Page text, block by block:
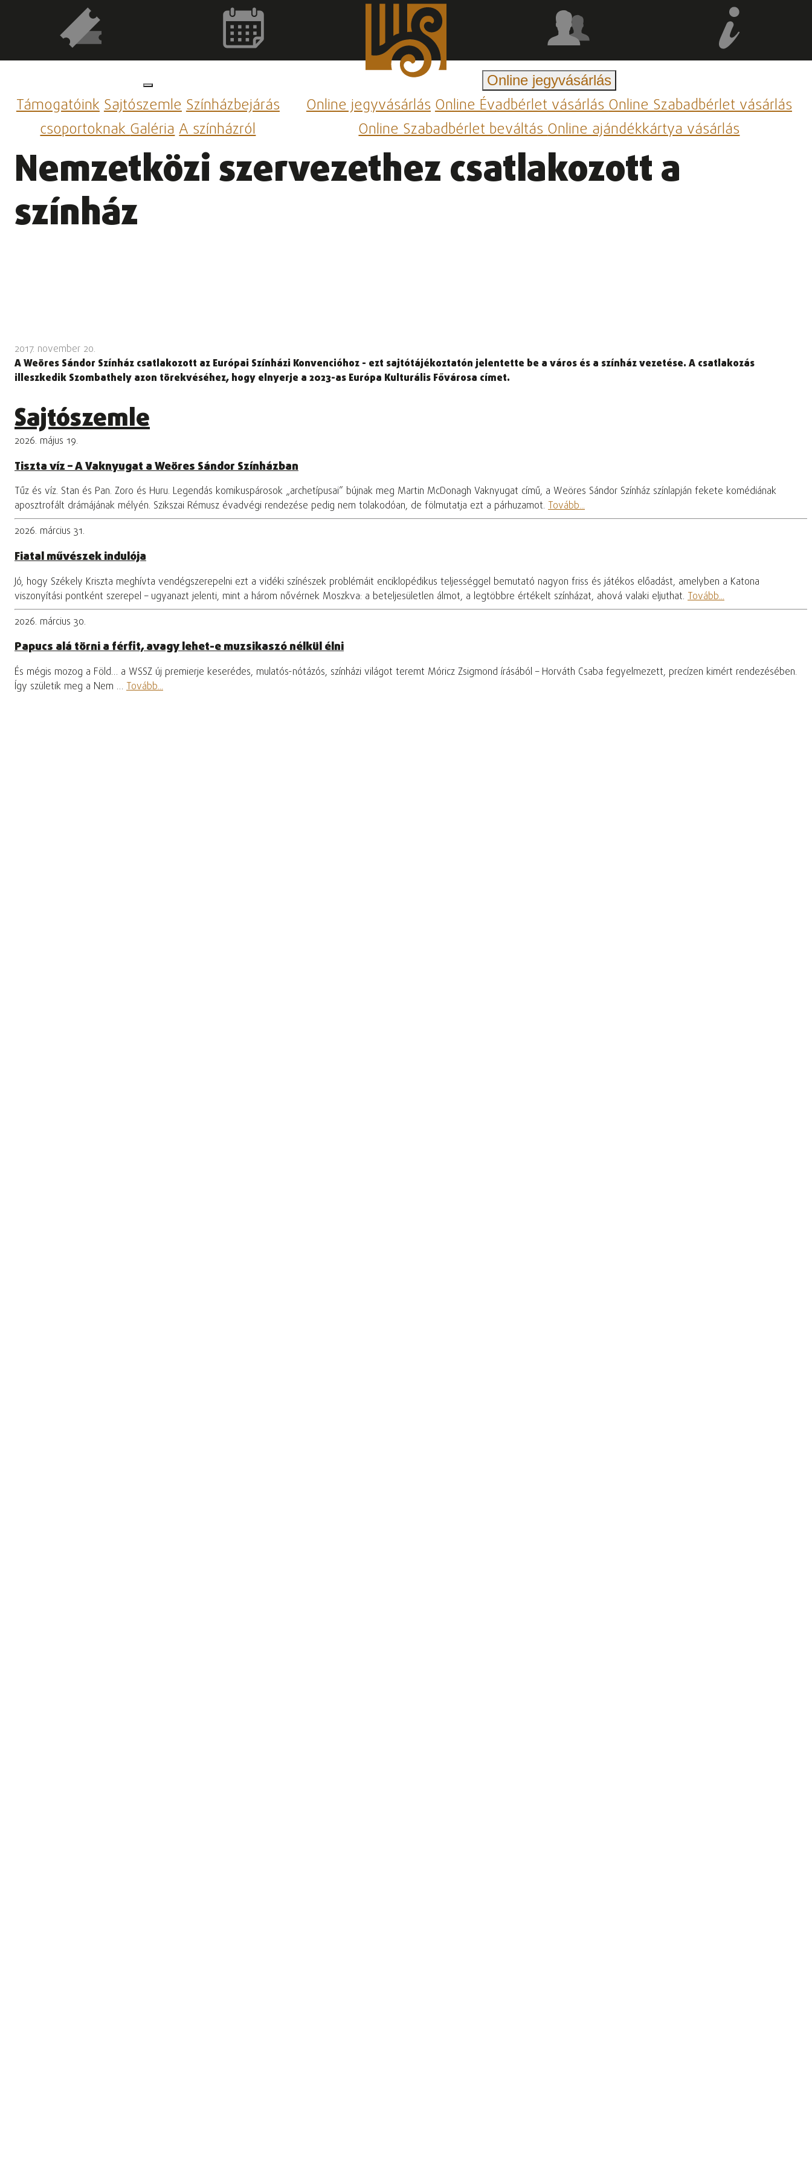
TámogatóinkSajtószemleSzínházbejárás
csoportoknakGalériaA színházról
Online jegyvásárlás
Online jegyvásárlásOnline Évadbérlet vásárlásOnline Szabadbérlet vásárlás
Online Szabadbérlet beváltásOnline ajándékkártya vásárlás
Nemzetközi szervezethez csatlakozott a
színház
2017. november 20.
A Weöres Sándor Színház csatlakozott az Európai Színházi Konvencióhoz - ezt sajtótájékoztatón jelentette be a város és a színház vezetése. A csatlakozás
illeszkedik Szombathely azon törekvéséhez, hogy elnyerje a 2023-as Európa Kulturális Fővárosa címet.
Sajtószemle
2026. május 19.
Tiszta víz – A Vaknyugat a Weöres Sándor Színházban
Tűz és víz. Stan és Pan. Zoro és Huru. Legendás komikuspárosok „archetípusai” bújnak meg Martin McDonagh Vaknyugat című, a Weöres Sándor Színház színlapján fekete komédiának
aposztrofált drámájának mélyén. Szikszai Rémusz évadvégi rendezése pedig nem tolakodóan, de fölmutatja ezt a párhuzamot. Tovább...
2026. március 31.
Fiatal művészek indulója
Jó, hogy Székely Kriszta meghívta vendégszerepelni ezt a vidéki színészek problémáit enciklopédikus teljességgel bemutató nagyon friss és játékos előadást, amelyben a Katona
viszonyítási pontként szerepel – ugyanazt jelenti, mint a három nővérnek Moszkva: a beteljesületlen álmot, a legtöbbre értékelt színházat, ahová valaki eljuthat. Tovább...
2026. március 30.
Papucs alá törni a férfit, avagy lehet-e muzsikaszó nélkül élni
És mégis mozog a Föld… a WSSZ új premierje keserédes, mulatós-nótázós, színházi világot teremt Móricz Zsigmond írásából – Horváth Csaba fegyelmezett, precízen kimért rendezésében.
Így születik meg a Nem … Tovább...